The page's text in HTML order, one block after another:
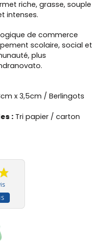
riche, grasse, souple
intenses.
de commerce
scolaire, social et
plus
x 3,5cm / Berlingots
: Tri papier / carton